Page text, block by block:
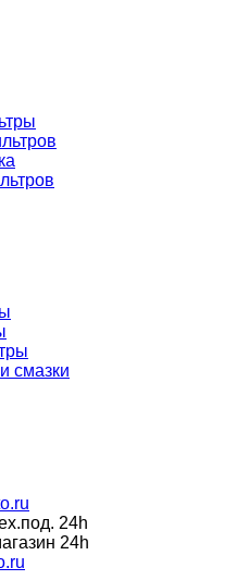
смазки
24h
24h